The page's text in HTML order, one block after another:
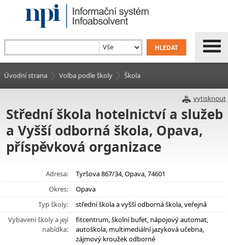
Úvodní strana Volba podle školy Škola
vytisknout
Střední škola hotelnictví a služeb
a Vyšší odborná škola, Opava,
příspěvková organizace
Adresa:
Tyršova 867/34, Opava, 74601
Okres:
Opava
Typ školy:
střední škola a vyšší odborná škola, veřejná
Vybavení školy a její
nabídka:
fitcentrum, školní bufet, nápojový automat,
autoškola, multimediální jazyková učebna,
zájmový kroužek odborné